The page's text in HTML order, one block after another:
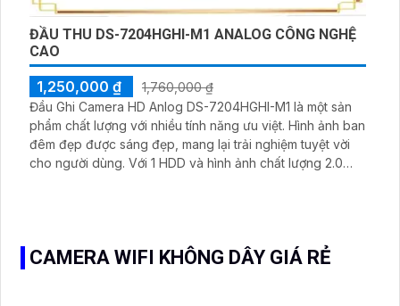
ĐẦU THU DS-7204HGHI-M1 ANALOG CÔNG NGHỆ
CAO
1,250,000 ₫
1,760,000 ₫
Đầu Ghi Camera HD Anlog DS-7204HGHI-M1 là một sản
phẩm chất lượng với nhiều tính năng ưu việt. Hình ảnh ban
đêm đẹp được sáng đẹp, mang lại trải nghiệm tuyệt vời
cho người dùng. Với 1 HDD và hình ảnh chất lượng 2.0
CAMERA WIFI KHÔNG DÂY GIÁ RẺ